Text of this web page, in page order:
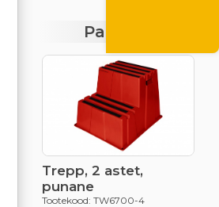
Pakkumised
Trepp, 2 astet,
punane
Tootekood: TW6700-4